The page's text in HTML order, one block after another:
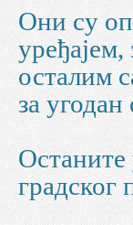
Они су
осталим
за
градског